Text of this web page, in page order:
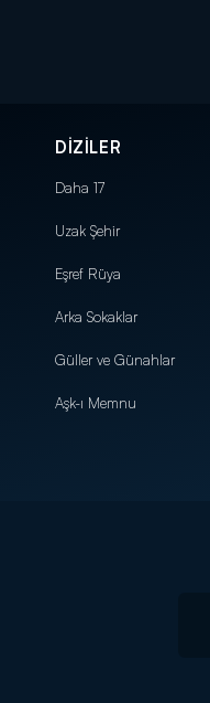
DİZİLER
Daha 17
Uzak Şehir
Eşref Rüya
Arka Sokaklar
Güller ve Günahlar
Aşk-ı Memnu